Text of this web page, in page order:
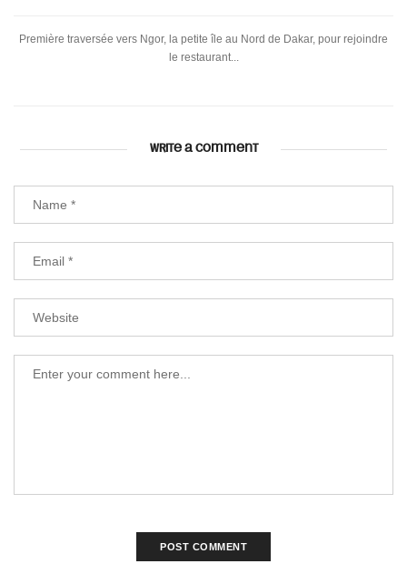
Première traversée vers Ngor, la petite île au Nord de Dakar, pour rejoindre
le restaurant...
WRITE A COMMENT